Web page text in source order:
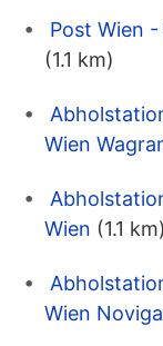
Post Wien
(1.1 km)
Wien
Wien (1.1 km)
Wien